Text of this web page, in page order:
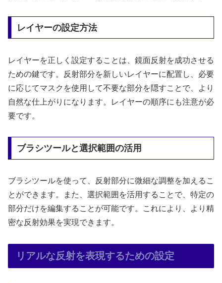
レイヤーの設定方法
レイヤーを正しく設定することは、鏡面反射を成功させる
ための鍵です。反射部分を新しいレイヤーに配置し、必要
に応じてマスクを使用して不要な部分を隠すことで、より
自然な仕上がりになります。レイヤーの順序にも注意が必
要です。
ブラシツールと選択範囲の活用
ブラシツールを使って、反射部分に微細な調整を加えるこ
とができます。また、選択範囲を活用することで、特定の
部分だけを編集することが可能です。これにより、より精
密な反射効果を実現できます。
リアルな反射を表現するための設定